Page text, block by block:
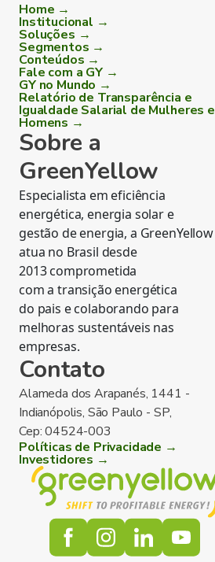
Home →
Institucional →
Soluções →
Segmentos →
Conteúdos →
Fale com a GY →
GY no Mundo →
Relatório de Transparência e
Igualdade Salarial de Mulheres e
Homens →
Sobre a
GreenYellow
Especialista em eficiência
energética, energia solar e
gestão de energia, a GreenYellow
atua no Brasil desde
2013 comprometida
com a transição energética
do pais e colaborando para
melhoras sustentáveis nas
empresas.
Contato
Alameda dos Arapanés, 1441 -
Indianópolis, São Paulo - SP,
Cep: 04524-003
Políticas de Privacidade →
Investidores →